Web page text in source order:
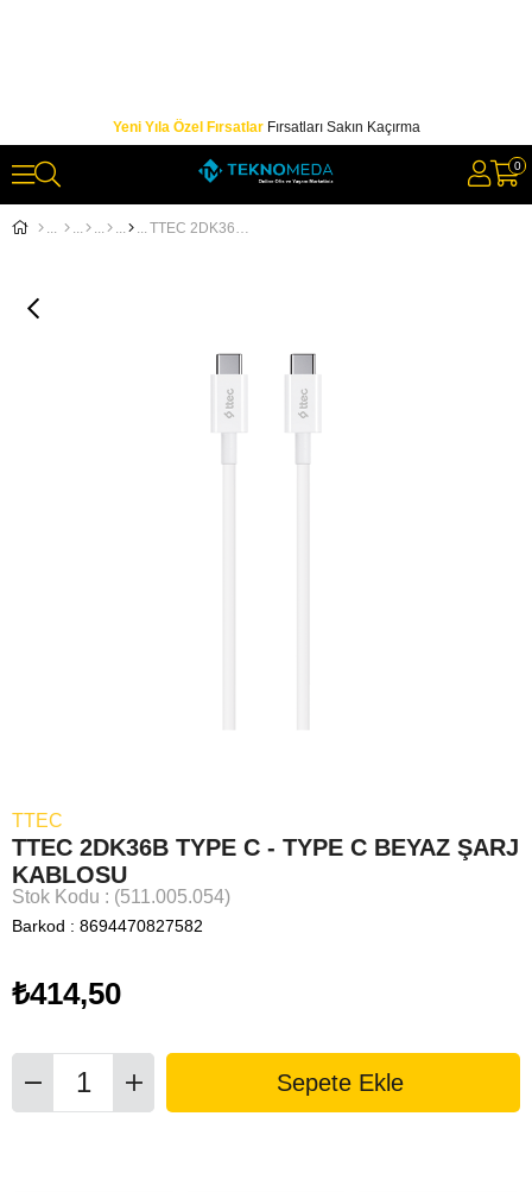
Yeni Yıla Özel FırsatlarFırsatları Sakın Kaçırma
0
TTEC 2DK36B TYPE C - TYPE C BEYAZ ŞARJ KABLOSU
TTEC
TTEC 2DK36B TYPE C - TYPE C BEYAZ ŞARJ
KABLOSU
Stok Kodu (511.005.054)
Barkod : 8694470827582
₺414,50